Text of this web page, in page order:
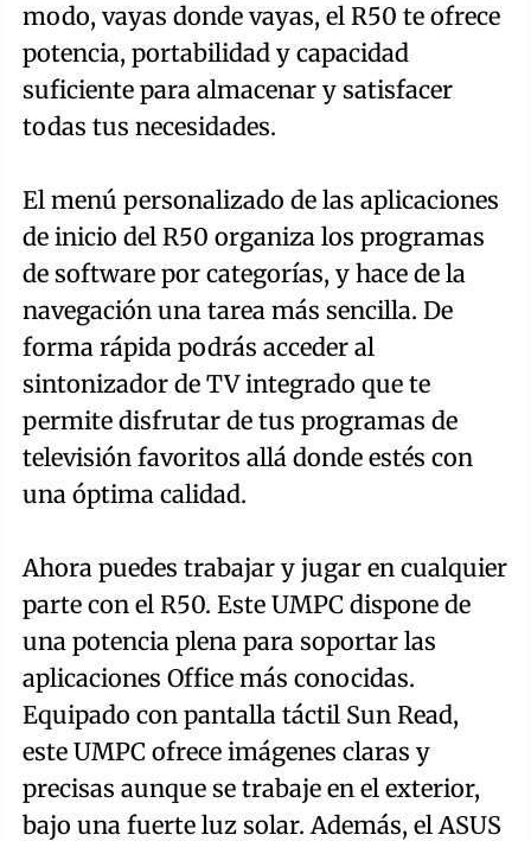
modo, vayas donde vayas, el R50 te ofrece
potencia, portabilidad y capacidad
suficiente para almacenar y satisfacer
todas tus necesidades.
El menú personalizado de las aplicaciones
de inicio del R50 organiza los programas
de software por categorías, y hace de la
navegación una tarea más sencilla. De
forma rápida podrás acceder al
sintonizador de TV integrado que te
permite disfrutar de tus programas de
televisión favoritos allá donde estés con
una óptima calidad.
Ahora puedes trabajar y jugar en cualquier
parte con el R50. Este UMPC dispone de
una potencia plena para soportar las
aplicaciones Office más conocidas.
Equipado con pantalla táctil Sun Read,
este UMPC ofrece imágenes claras y
precisas aunque se trabaje en el exterior,
bajo una fuerte luz solar. Además, el ASUS